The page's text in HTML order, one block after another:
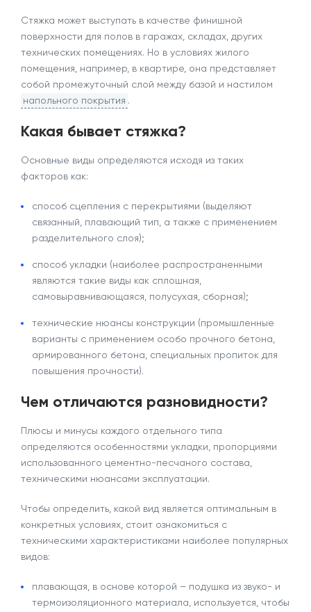
Стяжка может выступать в качестве финишной
поверхности для полов в гаражах, складах, других
технических помещениях. Но в условиях жилого
помещения, например, в квартире , она представляет
собой промежуточный слой между базой и настилом
напольного покрытия .
Какая бывает стяжка?
Основные виды определяются исходя из таких
факторов как:
способ сцепления с перекрытиями (выделяют
связанный, плавающий тип, а также с применением
разделительного слоя);
способ укладки (наиболее распространенными
являются такие виды как сплошная,
самовыравнивающаяся, полусухая, сборная);
технические нюансы конструкции (промышленные
варианты с применением особо прочного бетона,
армированного бетона, специальных пропиток для
повышения прочности).
Чем отличаются разновидности?
Плюсы и минусы каждого отдельного типа
определяются особенностями укладки, пропорциями
использованного цементно-песчаного состава,
техническими нюансами эксплуатации.
Чтобы определить, какой вид является оптимальным в
конкретных условиях, стоит ознакомиться с
техническими характеристиками наиболее популярных
видов:
плавающая, в основе которой – подушка из звуко- и
термоизоляционного материала, используется, чтобы